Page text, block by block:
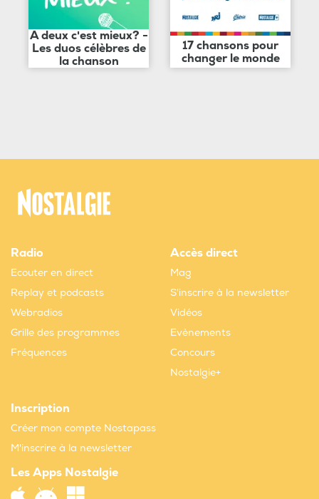
A deux c'est mieux? -
Les duos célèbres de
la chanson
17 chansons pour
changer le monde
Radio
Ecouter en direct
Replay et podcasts
Webradios
Grille des programmes
Fréquences
Accès direct
Mag
S'inscrire à la newsletter
Vidéos
Evènements
Concours
Nostalgie+
Inscription
Créer mon compte Nostapass
M'inscrire à la newsletter
Les Apps Nostalgie